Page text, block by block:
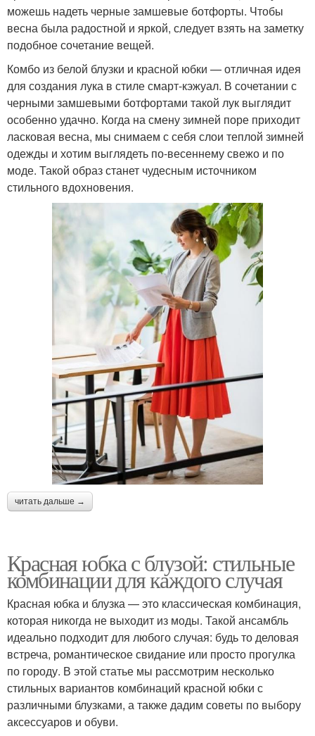
можешь надеть черные замшевые ботфорты. Чтобы
весна была радостной и яркой, следует взять на заметку
подобное сочетание вещей.
Комбо из белой блузки и красной юбки — отличная идея
для создания лука в стиле смарт-кэжуал. В сочетании с
черными замшевыми ботфортами такой лук выглядит
особенно удачно. Когда на смену зимней поре приходит
ласковая весна, мы снимаем с себя слои теплой зимней
одежды и хотим выглядеть по-весеннему свежо и по
моде. Такой образ станет чудесным источником
стильного вдохновения.
читать дальше →
Красная юбка с блузой: стильные
комбинации для каждого случая
Красная юбка и блузка — это классическая комбинация,
которая никогда не выходит из моды. Такой ансамбль
идеально подходит для любого случая: будь то деловая
встреча, романтическое свидание или просто прогулка
по городу. В этой статье мы рассмотрим несколько
стильных вариантов комбинаций красной юбки с
различными блузками, а также дадим советы по выбору
аксессуаров и обуви.